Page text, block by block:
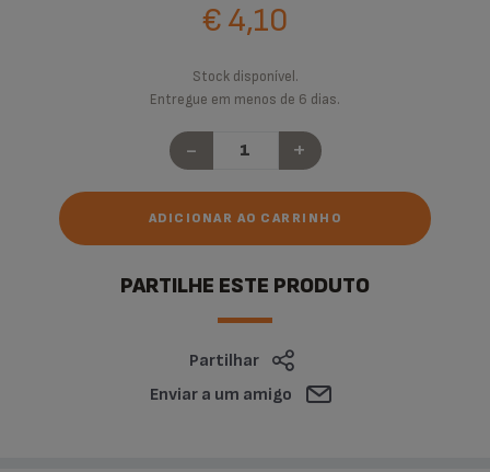
€ 4,10
Stock disponível.
Entregue em menos de 6 dias.
- +
ADICIONAR AO CARRINHO
PARTILHE ESTE PRODUTO
Partilhar
Enviar a um amigo